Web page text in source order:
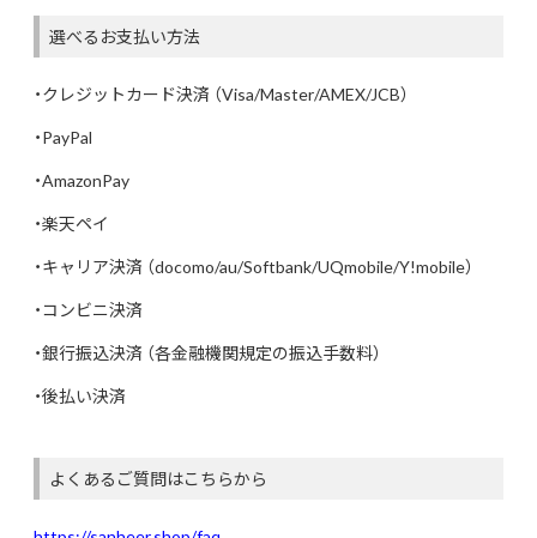
選べるお支払い方法
・クレジットカード決済 （Visa/Master/AMEX/JCB）
・PayPal
・AmazonPay
・楽天ペイ
・キャリア決済 （docomo/au/Softbank/UQmobile/Y!mobile）
・コンビニ決済
・銀行振込決済 （各金融機関規定の振込手数料）
・後払い決済
よくあるご質問はこちらから